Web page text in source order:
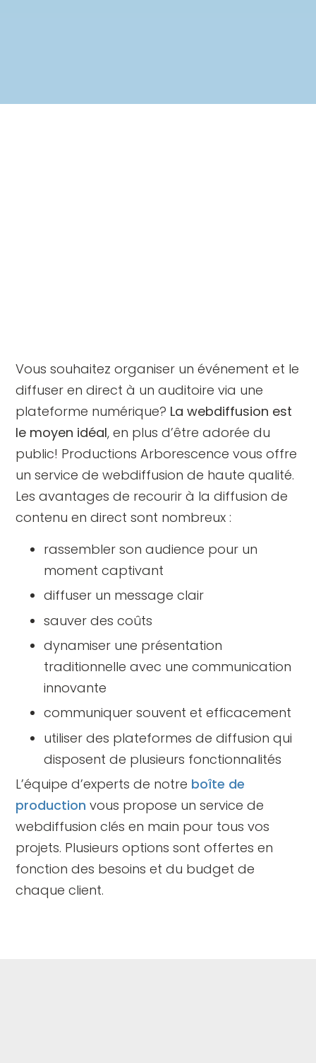
Vous souhaitez organiser un événement et le
diffuser en direct à un auditoire via une
plateforme numérique? La webdiffusion est
le moyen idéal, en plus d’être adorée du
public! Productions Arborescence vous offre
un service de webdiffusion de haute qualité.
Les avantages de recourir à la diffusion de
contenu en direct sont nombreux :
rassembler son audience pour un
moment captivant
diffuser un message clair
sauver des coûts
dynamiser une présentation
traditionnelle avec une communication
innovante
communiquer souvent et efficacement
utiliser des plateformes de diffusion qui
disposent de plusieurs fonctionnalités
L’équipe d’experts de notre boîte de
production vous propose un service de
webdiffusion clés en main pour tous vos
projets. Plusieurs options sont offertes en
fonction des besoins et du budget de
chaque client.